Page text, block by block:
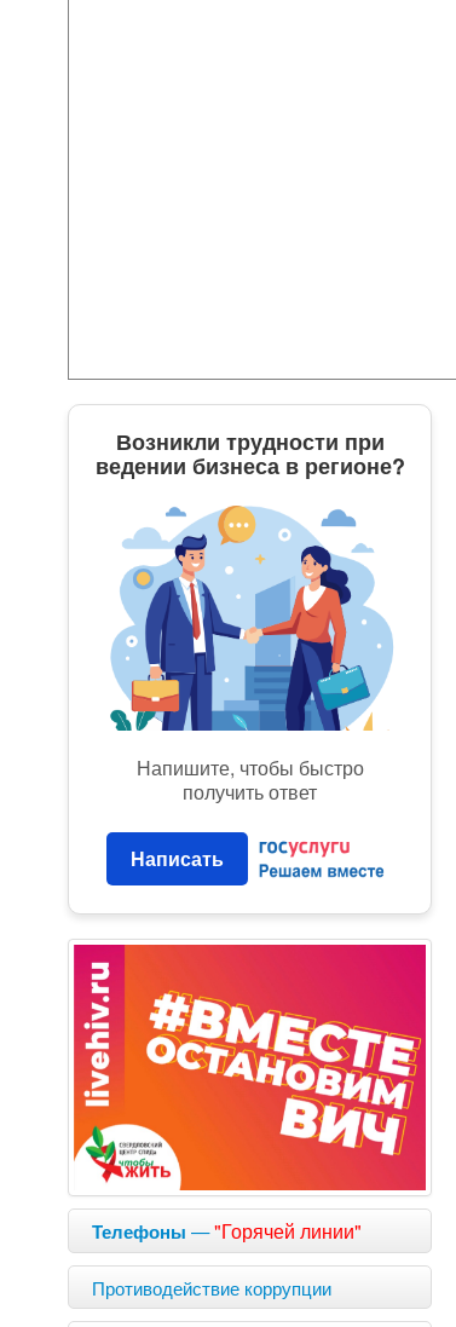
Возникли трудности при
ведении бизнеса в регионе?
Напишите, чтобы быстро
получить ответ
Написать
Телефоны —"Горячей линии"
Противодействие коррупции